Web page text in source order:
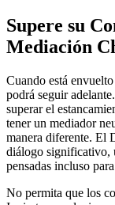
Supere su
Mediación
Cuando está
podrá seguir
superar el
tener un mediador
manera diferente. El
diálogo significativo,
pensadas incluso
No permita que los